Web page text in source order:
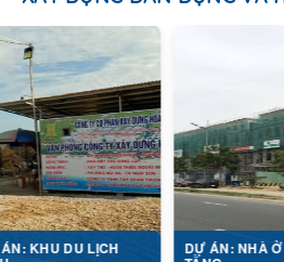
LỊCH DỰ ÁN: NHÀ Ở THẤP
TẦNG...